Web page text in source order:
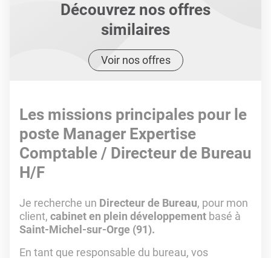
Découvrez nos offres
similaires
Voir nos offres
Les missions principales pour le
poste Manager Expertise
Comptable / Directeur de Bureau
H/F
Je recherche un Directeur de Bureau, pour mon
client, cabinet en plein développement basé à
Saint-Michel-sur-Orge (91).
En tant que responsable du bureau, vos